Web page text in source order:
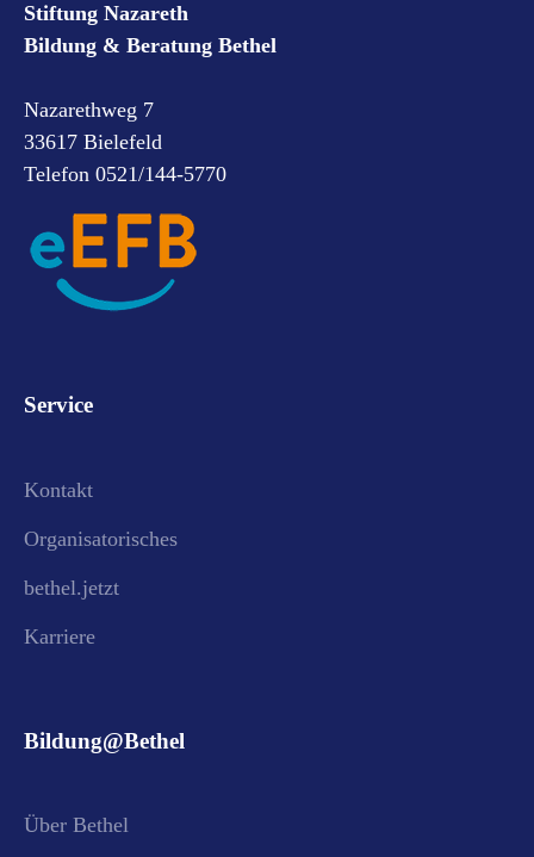
Stiftung Nazareth
Bildung & Beratung Bethel
Nazarethweg 7
33617 Bielefeld
Telefon 0521/144-5770
Service
Kontakt
Organisatorisches
bethel.jetzt
Karriere
Bildung@Bethel
Über Bethel